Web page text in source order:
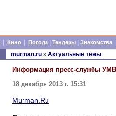
Кино Погода Тендеры Знакомства
murman.ru » Актуальные темы
Информация пресс-службы
18 декабря 2013 г. 15:31
Murman.Ru